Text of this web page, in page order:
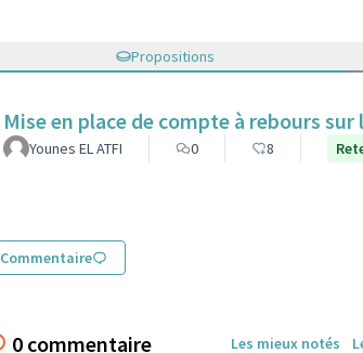
Propositions
Mise en place de compte à rebours
Younes EL ATFI 0 8
Commentaire
0 commentaire Les mieux notés